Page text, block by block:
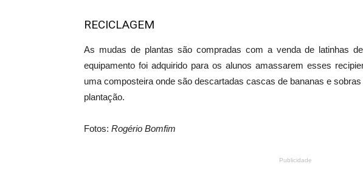
RECICLAGEM
As mudas de plantas são compradas com a venda de latinhas
equipamento foi adquirido para os alunos amassarem esses
uma composteira onde são descartadas cascas de bananas e
plantação.
Fotos: Rogério Bomfim
Publicidade